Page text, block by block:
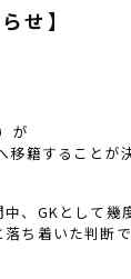
せ】
が
移籍することが
、GKとして幾
ち着いた判断